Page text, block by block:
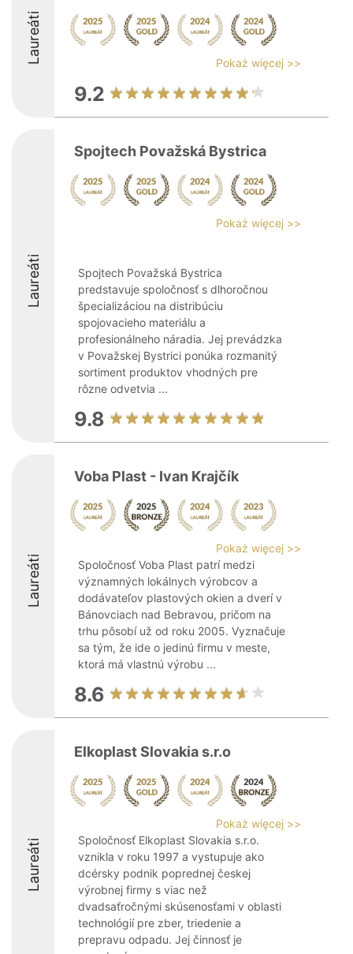
Laureáti Pokaż więcej >>
9.2
Laureáti
Spojtech Považská Bystrica
Pokaż więcej >>
Spojtech Považská Bystrica
predstavuje spoločnosť s dlhoročnou
špecializáciou na distribúciu
spojovacieho materiálu a
profesionálneho náradia. Jej prevádzka
v Považskej Bystrici ponúka rozmanitý
sortiment produktov vhodných pre
rôzne odvetvia ...
9.8
Laureáti
Voba Plast - Ivan Krajčík
Pokaż więcej >>
Spoločnosť Voba Plast patrí medzi
významných lokálnych výrobcov a
dodávateľov plastových okien a dverí v
Bánovciach nad Bebravou, pričom na
trhu pôsobí už od roku 2005. Vyznačuje
sa tým, že ide o jedinú firmu v meste,
ktorá má vlastnú výrobu ...
8.6
Laureáti
Elkoplast Slovakia s.r.o
Pokaż więcej >>
Spoločnosť Elkoplast Slovakia s.r.o.
vznikla v roku 1997 a vystupuje ako
dcérsky podnik poprednej českej
výrobnej firmy s viac než
dvadsaťročnými skúsenosťami v oblasti
technológií pre zber, triedenie a
prepravu odpadu. Jej činnosť je